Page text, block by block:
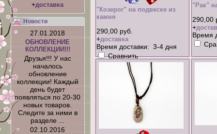
"Козерог" на подвеске из
камня
290,00 руб.
+доставка
Время доставки: 3-4 дня
Сравнить
"Рак"
290,00
+
Время
+доставка
Новости
27.01.2018
ОБНОВЛЕНИЕ
КОЛЛЕКЦИИ!!!
Друзья!!! У нас
началось
обновление
коллекции! Каждый
день будет
появляться по 20-30
новых товаров.
Следите за ними в
разделе ...
02.10.2016